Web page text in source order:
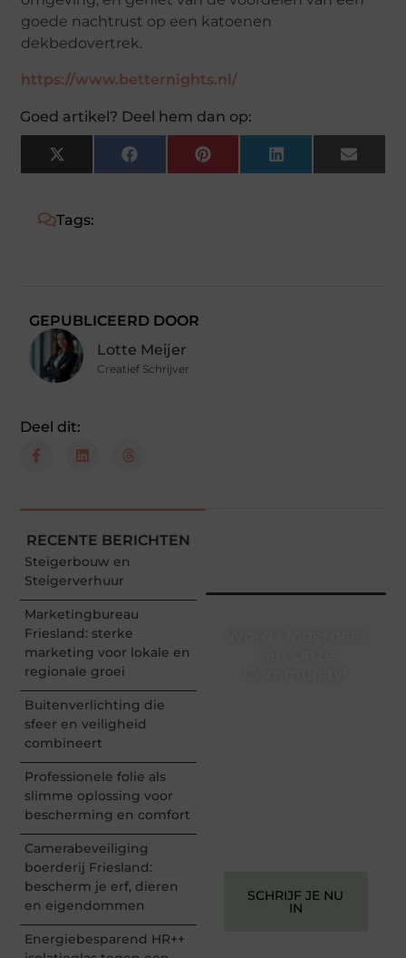
goede nachtrust op een katoenen
dekbedovertrek.
https://www.betternights.nl/
Goed artikel? Deel hem dan op:
X
(Twitter)
FacebookPinterestLinkedIn Email
Tags:
GEPUBLICEERD DOOR
Lotte Meijer
Creatief Schrijver
Deel dit:
RECENTE BERICHTEN
Steigerbouw en
Steigerverhuur
Marketingbureau
Friesland: sterke
marketing voor lokale en
regionale groei
Buitenverlichting die
sfeer en veiligheid
combineert
Professionele folie als
slimme oplossing voor
bescherming en comfort
Camerabeveiliging
boerderij Friesland:
bescherm je erf, dieren
en eigendommen
Energiebesparend HR++
SCHRIJF JE NU
IN